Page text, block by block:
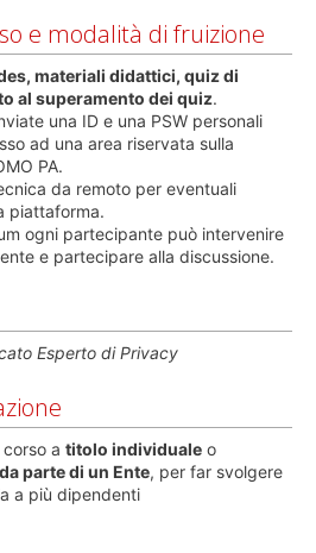
e modalità di fruizione
materiali didattici, quiz di
al superamento dei quiz.
una ID e una PSW personali
ad una area riservata sulla
PA.
da remoto per eventuali
piattaforma.
ogni partecipante può intervenire
e partecipare alla discussione.
Esperto di Privacy
corso a titolo individuale o
parte di un Ente, per far svolgere
a più dipendenti